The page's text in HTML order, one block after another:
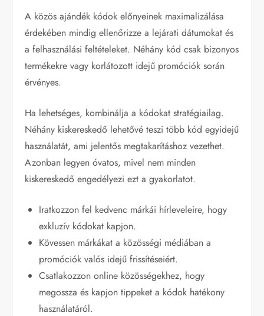
A közös ajándék kódok előnyeinek maximalizálása
érdekében mindig ellenőrizze a lejárati dátumokat és
a felhasználási feltételeket. Néhány kód csak bizonyos
termékekre vagy korlátozott idejű promóciók során
érvényes.
Ha lehetséges, kombinálja a kódokat stratégiailag.
Néhány kiskereskedő lehetővé teszi több kód egyidejű
használatát, ami jelentős megtakarításhoz vezethet.
Azonban legyen óvatos, mivel nem minden
kiskereskedő engedélyezi ezt a gyakorlatot.
Iratkozzon fel kedvenc márkái hírleveleire, hogy
exkluzív kódokat kapjon.
Kövessen márkákat a közösségi médiában a
promóciók valós idejű frissítéseiért.
Csatlakozzon online közösségekhez, hogy
megossza és kapjon tippeket a kódok hatékony
használatáról.